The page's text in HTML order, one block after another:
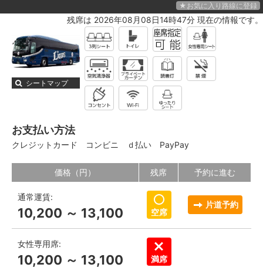
★お気に入り路線に登録
残席は 2026年08月08日14時47分 現在の情報です。
シートマップ
お支払い方法
クレジットカード コンビニ ｄ払い PayPay
価格（円） 残席 予約に進む
通常運賃:
10,200 ～ 13,100 空席
片道予約
女性専用席:
10,200 ～ 13,100 満席